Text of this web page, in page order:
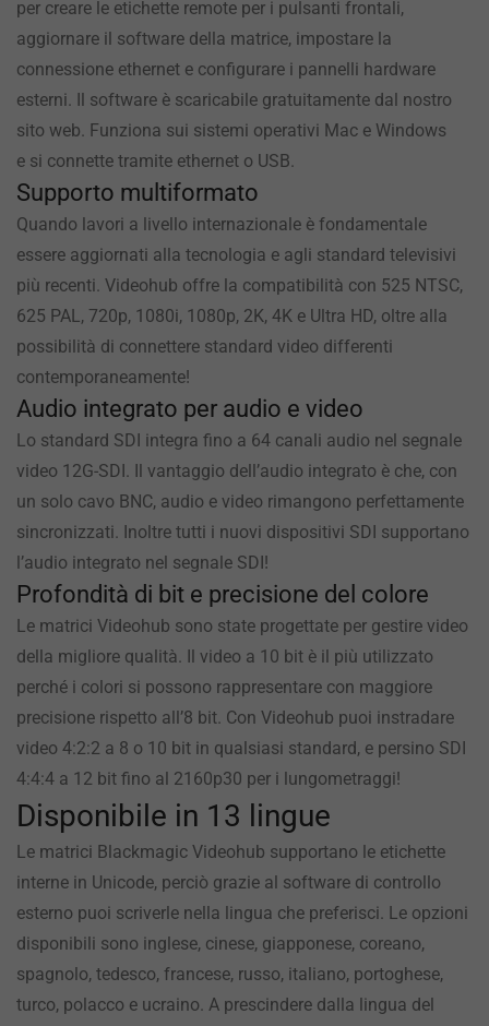
per creare le etichette remote per i pulsanti frontali,
aggiornare il software della matrice, impostare la
connessione ethernet e configurare i pannelli hardware
esterni. Il software è scaricabile gratuitamente dal nostro
sito web. Funziona sui sistemi operativi Mac e Windows
e si connette tramite ethernet o USB.
Supporto multiformato
Quando lavori a livello internazionale è fondamentale
essere aggiornati alla tecnologia e agli standard televisivi
più recenti. Videohub offre la compatibilità con 525 NTSC,
625 PAL, 720p, 1080i, 1080p, 2K, 4K e Ultra HD, oltre alla
possibilità di connettere standard video differenti
contemporaneamente!
Audio integrato per audio e video
Lo standard SDI integra fino a 64 canali audio nel segnale
video 12G-SDI. Il vantaggio dell’audio integrato è che, con
un solo cavo BNC, audio e video rimangono perfettamente
sincronizzati. Inoltre tutti i nuovi dispositivi SDI supportano
l’audio integrato nel segnale SDI!
Profondità di bit e precisione del colore
Le matrici Videohub sono state progettate per gestire video
della migliore qualità. Il video a 10 bit è il più utilizzato
perché i colori si possono rappresentare con maggiore
precisione rispetto all’8 bit. Con Videohub puoi instradare
video 4:2:2 a 8 o 10 bit in qualsiasi standard, e persino SDI
4:4:4 a 12 bit fino al 2160p30 per i lungometraggi!
Disponibile in 13 lingue
Le matrici Blackmagic Videohub supportano le etichette
interne in Unicode, perciò grazie al software di controllo
esterno puoi scriverle nella lingua che preferisci. Le opzioni
disponibili sono inglese, cinese, giapponese, coreano,
spagnolo, tedesco, francese, russo, italiano, portoghese,
turco, polacco e ucraino. A prescindere dalla lingua del